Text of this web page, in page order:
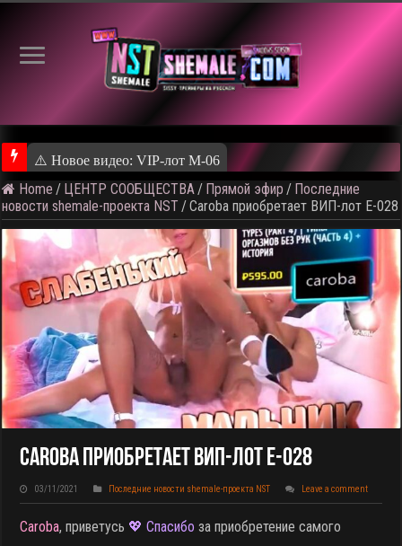
⚠️ Новое видео: VIP-лот M-06
Home / ЦЕНТР СООБЩЕСТВА / Прямой эфир / Последние
новости shemale-проекта NST /Caroba приобретает ВИП-лот E-028
Caroba Приобретает ВИП-Лот E-028
03/11/2021 Последние новости shemale-проекта NST Leave a comment
Caroba, приветусь 💖 Спасибоза приобретение самого